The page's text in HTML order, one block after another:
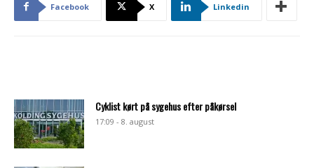
Facebook X Linkedin
Cyklist kørt på sygehus efter påkørsel
17:09 - 8. august